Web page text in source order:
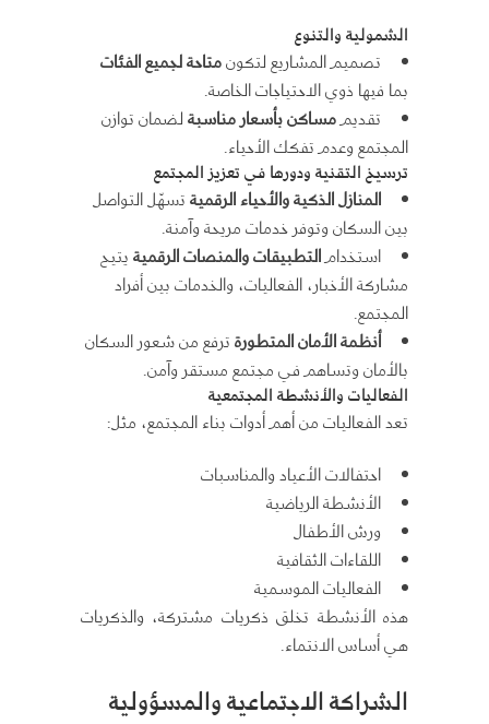
الشمولية والتنوع
تصميم المشاريع لتكونمتاحة لجميع الفئات
بما فيها ذوي الاحتياجات الخاصة.
تقديممساكن بأسعار مناسبةلضمان توازن
المجتمع وعدم تفكك الأحياء.
ترسيخ التقنية ودورها في تعزيز المجتمع
المنازل الذكية والأحياء الرقميةتسهّل التواصل
بين السكان وتوفر خدمات مريحة وآمنة.
استخدامالتطبيقات والمنصات الرقميةيتيح
مشاركة الأخبار، الفعاليات، والخدمات بين أفراد
المجتمع.
أنظمة الأمان المتطورةترفع من شعور السكان
بالأمان وتساهم في مجتمع مستقر وآمن.
الفعاليات والأنشطة المجتمعية
تعد الفعاليات من أهم أدوات بناء المجتمع، مثل:
احتفالات الأعياد والمناسبات
الأنشطة الرياضية
ورش الأطفال
اللقاءات الثقافية
الفعاليات الموسمية
هذه الأنشطة تخلق ذكريات مشتركة، والذكريات
هي أساس الانتماء.
الشراكة الاجتماعية والمسؤولية